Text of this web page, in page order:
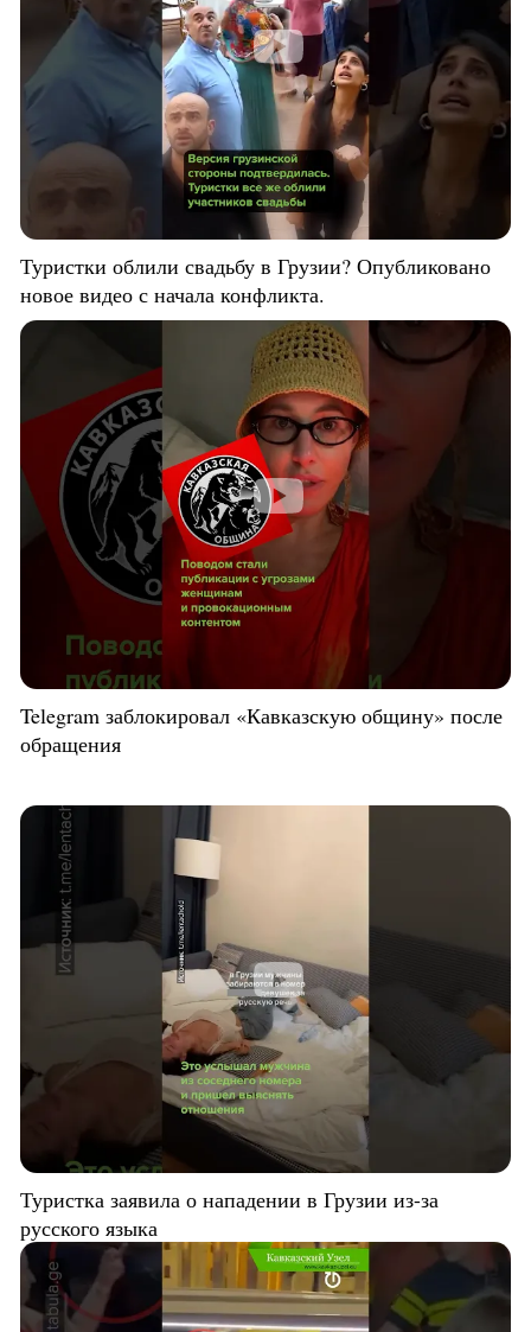
Туристки облили свадьбу в Грузии? Опубликовано
новое видео с начала конфликта.
Telegram заблокировал «Кавказскую общину» после
обращения
Туристка заявила о нападении в Грузии из-за
русского языка